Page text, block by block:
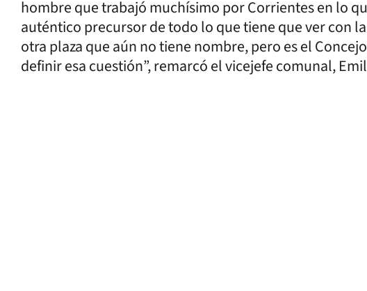
hombre que trabajó muchísimo por Corrientes en lo
auténtico precursor de todo lo que tiene que ver con
otra plaza que aún no tiene nombre, pero es el
definir esa cuestión”, remarcó el vicejefe comunal,